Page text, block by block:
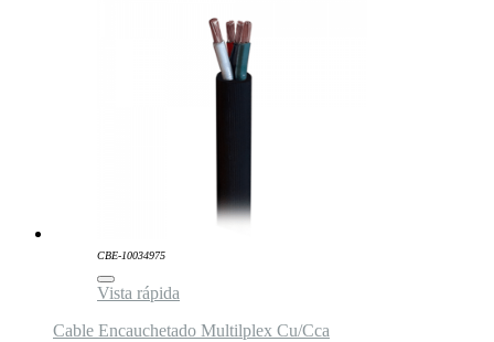
CBE-10034975
Vista rápida
Cable Encauchetado Multilplex Cu/Cca